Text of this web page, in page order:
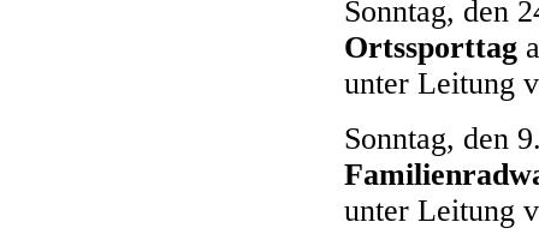
Sonntag, den
Ortssporttag
unter Leitung
Sonntag, den
unter Leitung